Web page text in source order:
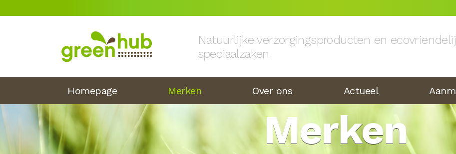
Natuurlijke verzorgingsproducten en
speciaalzaken
Homepage Merken Over ons Actueel
Merken